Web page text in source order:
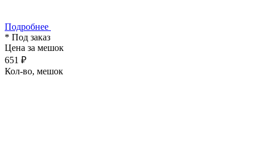
Подробнее
* Под заказ
Цена за мешок
651 ₽
Кол-во, мешок